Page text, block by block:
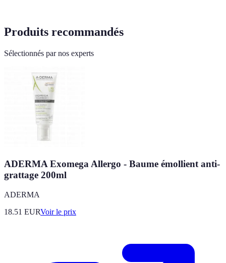
Produits recommandés
Sélectionnés par nos experts
ADERMA Exomega Allergo - Baume émollient anti-
grattage 200ml
ADERMA
18.51 EURVoir le prix